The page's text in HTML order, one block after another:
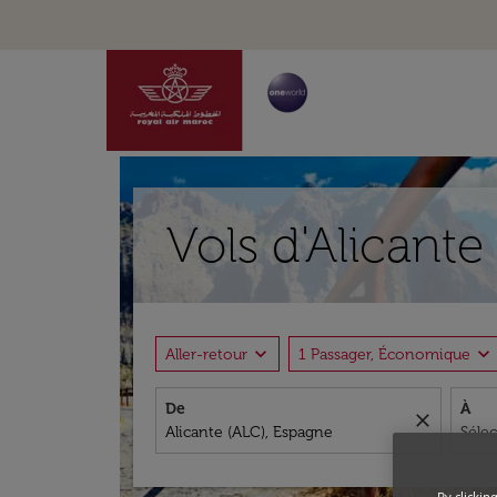
Vols
Aller-retour expand_more 1 Passager, Économique expand_more
De
close
À